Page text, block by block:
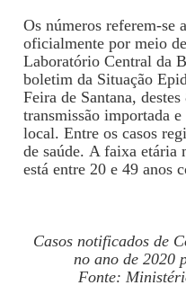
Os números referem-se
oficialmente por meio
Laboratório Central da
boletim da Situação
Feira de Santana,
transmissão importada
local. Entre os casos
de saúde. A faixa etária
está entre 20 e 49 anos
Casos notificados de
no ano de 2020
Fonte: